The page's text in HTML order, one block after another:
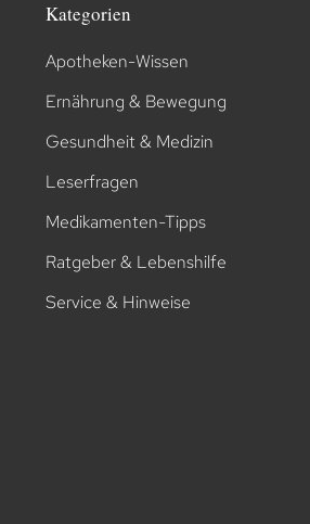
Kategorien
Apotheken-Wissen
Ernährung & Bewegung
Gesundheit & Medizin
Leserfragen
Medikamenten-Tipps
Ratgeber & Lebenshilfe
Service & Hinweise